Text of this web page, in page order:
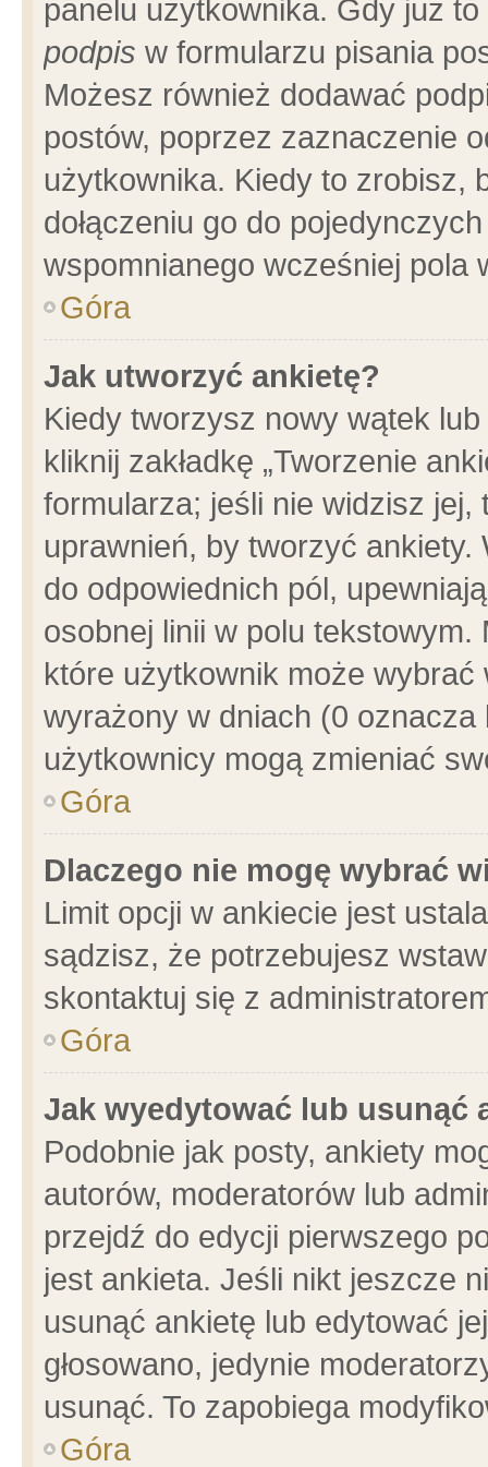
panelu użytkownika. Gdy już
podpis w formularzu pisania
Możesz również dodawać
postów, poprzez zaznaczenie
użytkownika. Kiedy to zrobisz,
dołączeniu go do
wspomnianego wcześniej pola
Góra
Jak utworzyć ankietę?
Kiedy tworzysz nowy wątek
kliknij zakładkę „Tworzenie
formularza; jeśli nie widzisz
uprawnień, by tworzyć ankiety.
do odpowiednich pól,
osobnej linii w polu
które użytkownik może
wyrażony w dniach (0
użytkownicy mogą zmieniać
Góra
Dlaczego nie mogę wybrać
Limit opcji w ankiecie jest
sądzisz, że potrzebujesz
skontaktuj się z
Góra
Jak wyedytować lub usunąć
Podobnie jak posty, ankiety
autorów, moderatorów lub
przejdź do edycji pierwszego
jest ankieta. Jeśli nikt jeszcze
usunąć ankietę lub edytować
głosowano, jedynie
usunąć. To zapobiega
Góra